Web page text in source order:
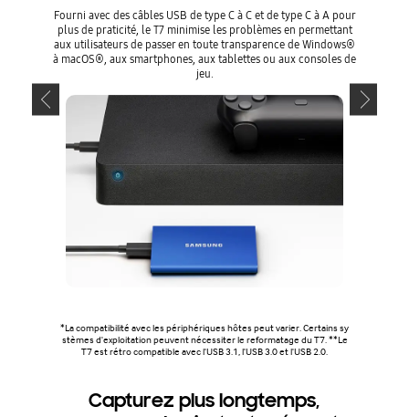
Fourni avec des câbles USB de type C à C et de type C à A pour
plus de praticité, le T7 minimise les problèmes en permettant
aux utilisateurs de passer en toute transparence de Windows®
à macOS®, aux smartphones, aux tablettes ou aux consoles de
jeu.
*La compatibilité avec les périphériques hôtes peut varier. Certains sy
stèmes d'exploitation peuvent nécessiter le reformatage du T7. **Le
T7 est rétro compatible avec l'USB 3.1, l'USB 3.0 et l'USB 2.0.
Capturez plus longtemps,